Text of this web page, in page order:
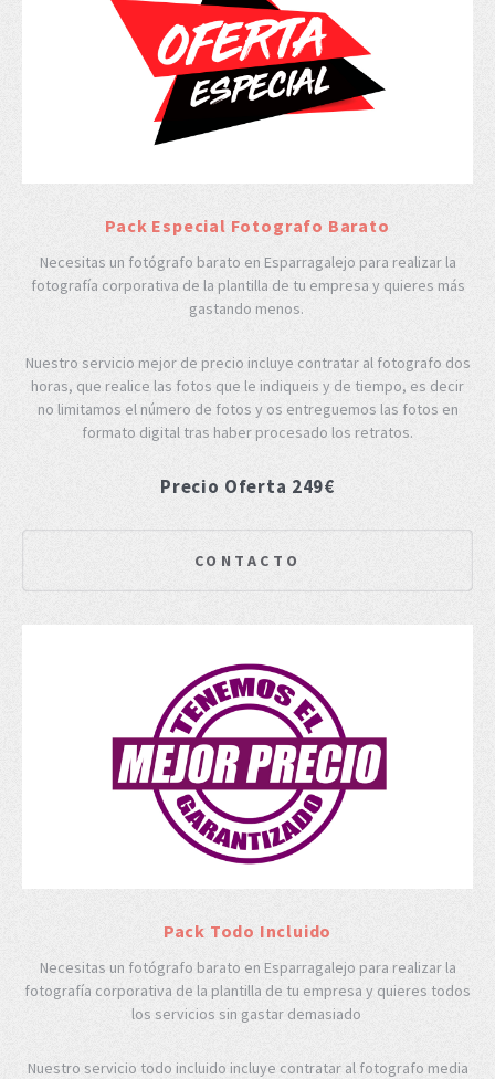
Pack Especial Fotografo Barato
Necesitas un fotógrafo barato en Esparragalejo para realizar la
fotografía corporativa de la plantilla de tu empresa y quieres más
gastando menos.
Nuestro servicio mejor de precio incluye contratar al fotografo dos
horas, que realice las fotos que le indiqueis y de tiempo, es decir
no limitamos el número de fotos y os entreguemos las fotos en
formato digital tras haber procesado los retratos.
Precio Oferta 249€
CONTACTO
Pack Todo Incluido
Necesitas un fotógrafo barato en Esparragalejo para realizar la
fotografía corporativa de la plantilla de tu empresa y quieres todos
los servicios sin gastar demasiado
Nuestro servicio todo incluido incluye contratar al fotografo media